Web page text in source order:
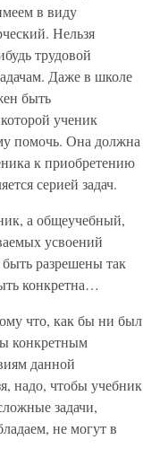
в виду
Нельзя
трудовой
Даже в школе
быть
ученик
помочь. Она должна
к приобретению
серией задач.
а общеучебный,
усвоений
разрешены так
конкретна…
что, как бы ни был
конкретным
данной
надо, чтобы учебник
задачи,
не могут в